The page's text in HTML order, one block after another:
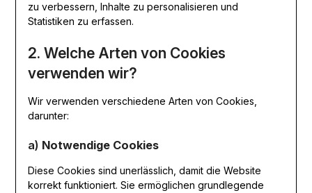
zu verbessern, Inhalte zu personalisieren und
Statistiken zu erfassen.
2. Welche Arten von Cookies
verwenden wir?
Wir verwenden verschiedene Arten von Cookies,
darunter:
a) Notwendige Cookies
Diese Cookies sind unerlässlich, damit die Website
korrekt funktioniert. Sie ermöglichen grundlegende